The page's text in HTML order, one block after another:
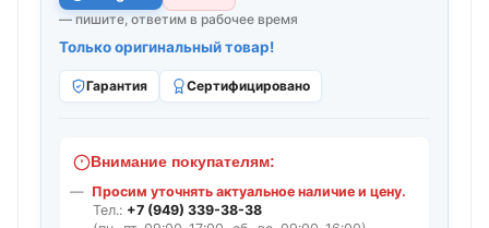
— пишите, ответим в рабочее время
Только оригинальный товар!
Гарантия Сертифицировано
Внимание покупателям:
Просим уточнять актуальное наличие и цену.
Тел.: +7 (949) 339-38-38